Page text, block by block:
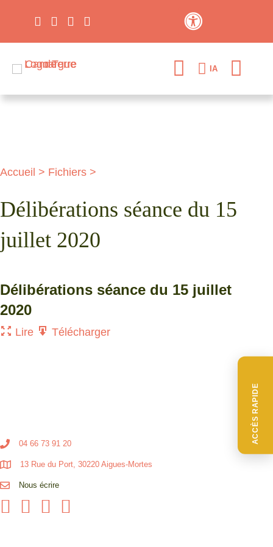
ACCÈS RAPIDE
IA
Accueil > Fichiers >
Délibérations séance du 15
juillet 2020
Délibérations séance du 15 juillet
2020
Lire Télécharger
04 66 73 91 20
13 Rue du Port, 30220 Aigues-Mortes
Nous écrire